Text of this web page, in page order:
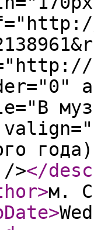
></
>м.
>